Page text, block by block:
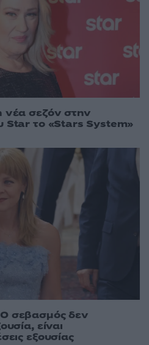
σεζόν στην
Star το «Stars System»
σεβασμός δεν
είναι
εξουσίας